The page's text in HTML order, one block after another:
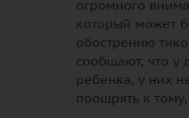
огромного
который может
обострению
сообщают, что у
ребенка, у них
поощрять к